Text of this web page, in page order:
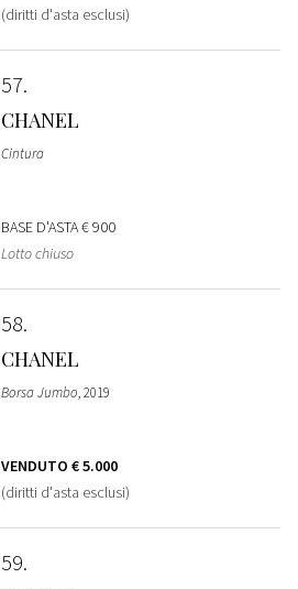
(diritti d'asta esclusi)
57
CHANEL
Cintura
BASE D'ASTA€ 900
Lotto chiuso
58
CHANEL
Borsa Jumbo, 2019
VENDUTO € 5.000
(diritti d'asta esclusi)
59